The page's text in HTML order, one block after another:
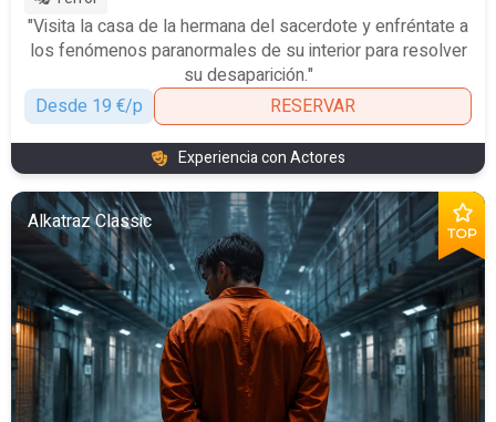
"Visita la casa de la hermana del sacerdote y enfréntate a
los fenómenos paranormales de su interior para resolver
su desaparición."
Desde 19 €/p
RESERVAR
Experiencia con Actores
TOP
Alkatraz Classic